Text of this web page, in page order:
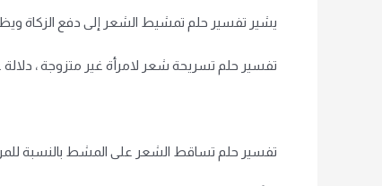
يشير تفسير حلم تمشيط الشعر إلى دفع الزكاة
تفسير حلم تسريحة شعر لامرأة غير متزوجة ،
تفسير حلم تساقط الشعر على المشط بالنسبة